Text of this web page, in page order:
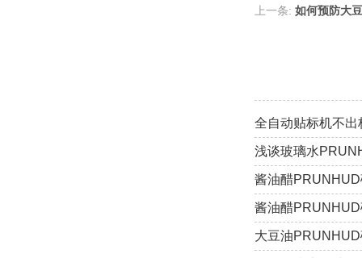
上一条: 如何预防大
全自动贴标机不出标
浅谈玻璃水
酱油醋
酱油醋
大豆油PRUNHUD